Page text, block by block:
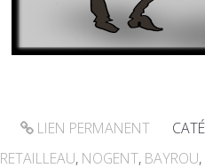
LIEN PERMANENT
RETAILLEAU, NOGENT, BAYROU,